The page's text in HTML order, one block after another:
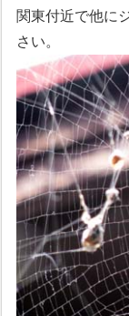
関東付近で他に
さい。